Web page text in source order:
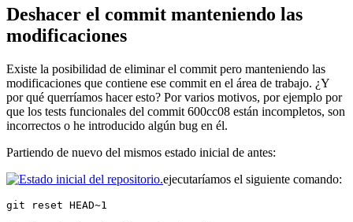
Deshacer el commit manteniendo las
modificaciones
Existe la posibilidad de eliminar el commit pero manteniendo las
modificaciones que contiene ese commit en el área de trabajo. ¿Y
por qué querríamos hacer esto? Por varios motivos, por ejemplo por
que los tests funcionales del commit 600cc08 están incompletos, son
incorrectos o he introducido algún bug en él.
Partiendo de nuevo del mismos estado inicial de antes:
ejecutaríamos el siguiente comando:
git reset HEAD~1